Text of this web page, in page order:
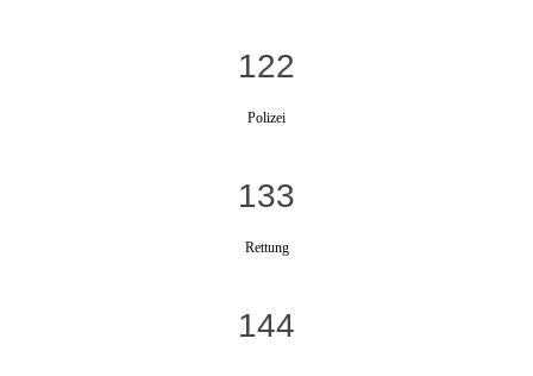
122
Polizei
133
Rettung
144